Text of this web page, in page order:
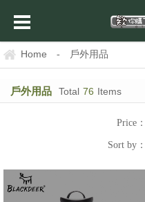
Home - 戶外用品
戶外用品 Total 76 Items
Price：
Sort by：